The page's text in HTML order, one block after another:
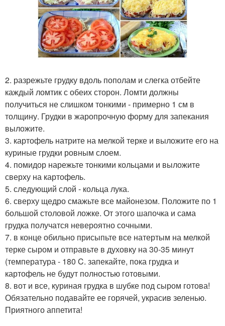
2. разрежьте грудку вдоль пополам и слегка отбейте
каждый ломтик с обеих сторон. Ломти должны
получиться не слишком тонкими - примерно 1 см в
толщину. Грудки в жаропрочную форму для запекания
выложите.
3. картофель натрите на мелкой терке и выложите его на
куриные грудки ровным слоем.
4. помидор нарежьте тонкими кольцами и выложите
сверху на картофель.
5. следующий слой - кольца лука.
6. сверху щедро смажьте все майонезом. Положите по 1
большой столовой ложке. От этого шапочка и сама
грудка получатся невероятно сочными.
7. в конце обильно присыпьте все натертым на мелкой
терке сыром и отправьте в духовку на 30-35 минут
(температура - 180 C. запекайте, пока грудка и
картофель не будут полностью готовыми.
8. вот и все, куриная грудка в шубке под сыром готова!
Обязательно подавайте ее горячей, украсив зеленью.
Приятного аппетита!